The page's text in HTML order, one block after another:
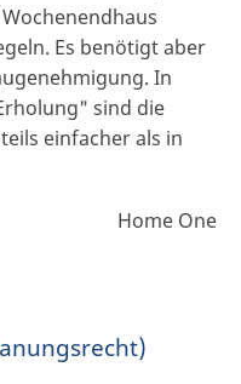
Es benötigt aber
In
sind die
einfacher als in
Home One